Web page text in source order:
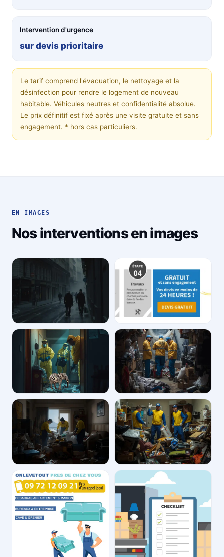
Intervention d'urgence
sur devis prioritaire
Le tarif comprend l'évacuation, le nettoyage et la
désinfection pour rendre le logement de nouveau
habitable. Véhicules neutres et confidentialité absolue.
Le prix définitif est fixé après une visite gratuite et sans
engagement. * hors cas particuliers.
EN IMAGES
Nos interventions en images